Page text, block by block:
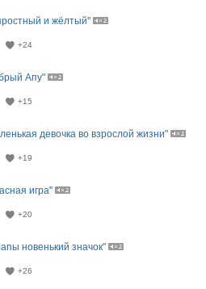
и жёлтый"
+24
Апу"
+15
девочка во взрослой жизни"
+19
игра"
+20
новенький значок"
+26